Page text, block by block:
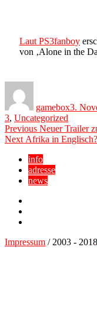
Laut PS3fanboy
von ‚Alone in the
gamebox3.
3, Uncategorized
Previous Previous
post:
Neuer Trailer
Next Next
Afrika in Englisch?
info
adresse
news
Impressum / 2003 - 2018